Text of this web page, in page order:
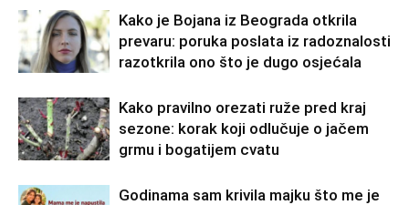
Kako je Bojana iz Beograda otkrila
prevaru: poruka poslata iz radoznalosti
razotkrila ono što je dugo osjećala
Kako pravilno orezati ruže pred kraj
sezone: korak koji odlučuje o jačem
grmu i bogatijem cvatu
Godinama sam krivila majku što me je